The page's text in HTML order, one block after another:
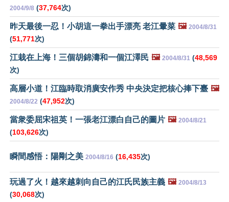
2004/9/8 (37,764次)
昨天最後一忍！小胡這一拳出手漂亮 老江暈菜 🖼️ 2004/8/31
(51,771次)
江栽在上海！三個胡錦濤和一個江澤民 🖼️ 2004/8/31 (48,569
次)
高層小道！江臨時取消廣安作秀 中央決定把核心捧下臺 🖼️
2004/8/22 (47,952次)
當衆委屈宋祖英！一張老江漂白自己的圖片 🖼️ 2004/8/21
(103,626次)
瞬間感悟：陽剛之美 2004/8/16 (16,435次)
玩過了火！越來越刺向自己的江氏民族主義 🖼️ 2004/8/13
(30,068次)